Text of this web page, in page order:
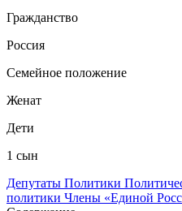
Гражданство
Россия
Семейное положение
Женат
Дети
1 сын
Депутаты Политики
политики Члены «Единой